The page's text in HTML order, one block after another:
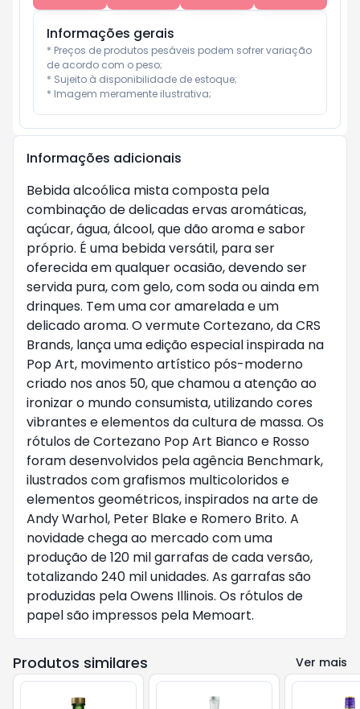
Informações gerais
* Preços de produtos pesáveis podem sofrer variação
de acordo com o peso;
* Sujeito à disponibilidade de estoque;
* Imagem meramente ilustrativa;
Informações adicionais
Bebida alcoólica mista composta pela
combinação de delicadas ervas aromáticas,
açúcar, água, álcool, que dão aroma e sabor
próprio. É uma bebida versátil, para ser
oferecida em qualquer ocasião, devendo ser
servida pura, com gelo, com soda ou ainda em
drinques. Tem uma cor amarelada e um
delicado aroma. O vermute Cortezano, da CRS
Brands, lança uma edição especial inspirada na
Pop Art, movimento artístico pós-moderno
criado nos anos 50, que chamou a atenção ao
ironizar o mundo consumista, utilizando cores
vibrantes e elementos da cultura de massa. Os
rótulos de Cortezano Pop Art Bianco e Rosso
foram desenvolvidos pela agência Benchmark,
ilustrados com grafismos multicoloridos e
elementos geométricos, inspirados na arte de
Andy Warhol, Peter Blake e Romero Brito. A
novidade chega ao mercado com uma
produção de 120 mil garrafas de cada versão,
totalizando 240 mil unidades. As garrafas são
produzidas pela Owens Illinois. Os rótulos de
papel são impressos pela Memoart.
Produtos similares Ver mais